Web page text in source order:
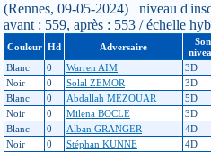
(Rennes, 09-05-2024) niveau
avant : 559, après : 553 / échelle
Couleur Hd Adversaire
Son
Blanc
0 Warren AIM 3D
Noir
0 Solal ZEMOR 3D
Blanc
0 Abdallah MEZOUAR 5D
Noir
0 Milena BOCLE 3D
Blanc
0 Alban GRANGER 4D
Noir
0 Stéphan KUNNE 4D